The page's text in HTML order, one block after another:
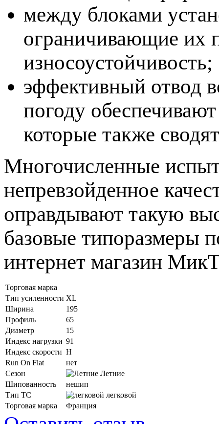
между блоками
ограничивающие
износоустойчивость;
эффективный отвод
погоду
которые также
Многочисленные
непревзойденное
оправдывают такую
базовые типоразмеры
интернет магазин
Торговая марка
Тип усиленности XL
Ширина
195
Профиль
65
Диаметр
15
Индекс нагрузки 91
Индекс скорости H
Run On Flat
нет
Сезон
Летние
Шипованность
нешип
Тип ТС
легковой
Торговая марка
Франция